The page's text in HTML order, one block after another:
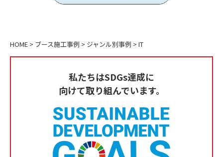
HOME > ブース施工事例 > ジャンル別事例 > IT
私たちはSDGs達成に
向けて取り組んでいます。